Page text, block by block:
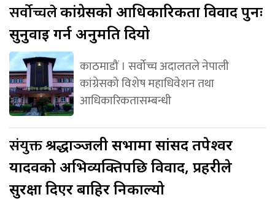
सर्वोच्चलेकांग्रेसको आधिकारिकता विवाद पुनः
सुनुवाइ गर्न अनुमति दियो
काठमाडौं । सर्वोच्च अदालतले नेपाली
कांग्रेसको विशेष महाधिवेशन तथा
आधिकारिकतासम्बन्धी
संयुक्तश्रद्धाञ्जली सभामा सांसद तपेश्वर
यादवको अभिव्यक्तिपछि विवाद, प्रहरीले
सुरक्षा दिएर बाहिर निकाल्यो